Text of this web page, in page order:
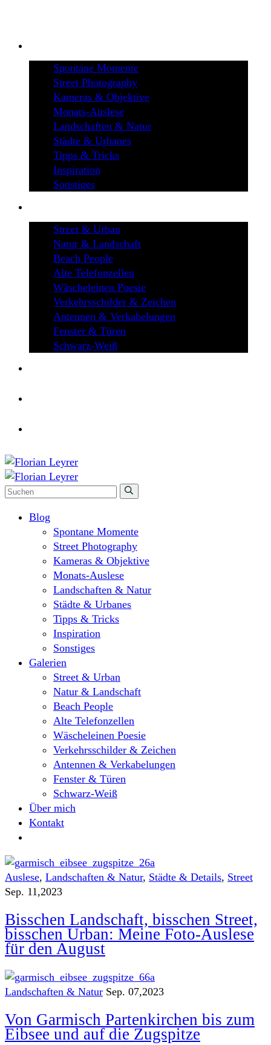
Spontane Momente
Street Photography
Kameras & Objektive
Monats-Auslese
Landschaften & Natur
Städte & Urbanes
Tipps & Tricks
Inspiration
Sonstiges
Street & Urban
Natur & Landschaft
Beach People
Alte Telefonzellen
Wäscheleinen Poesie
Verkehrsschilder & Zeichen
Antennen & Verkabelungen
Fenster & Türen
Schwarz-Weiß
Blog
Spontane Momente
Street Photography
Kameras & Objektive
Monats-Auslese
Landschaften & Natur
Städte & Urbanes
Tipps & Tricks
Inspiration
Sonstiges
Galerien
Street & Urban
Natur & Landschaft
Beach People
Alte Telefonzellen
Wäscheleinen Poesie
Verkehrsschilder & Zeichen
Antennen & Verkabelungen
Fenster & Türen
Schwarz-Weiß
Über mich
Kontakt
Auslese, Landschaften & Natur, Städte & Details, Street
Sep. 11,2023
Bisschen Landschaft, bisschen Street,
bisschen Urban: Meine Foto-Auslese
für den August
Landschaften & Natur Sep. 07,2023
Von Garmisch Partenkirchen bis zum
Eibsee und auf die Zugspitze